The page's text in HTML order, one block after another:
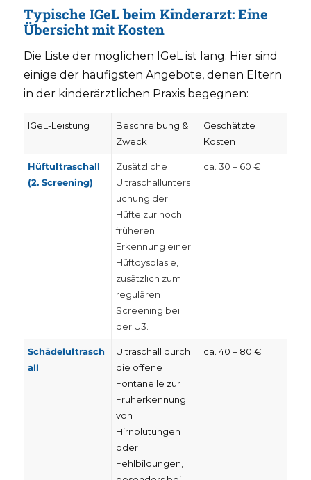
Typische IGeL beim Kinderarzt: Eine
Übersicht mit Kosten
Die Liste der möglichen IGeL ist lang. Hier sind
einige der häufigsten Angebote, denen Eltern
in der kinderärztlichen Praxis begegnen:
IGeL-Leistung
Beschreibung &
Zweck
Geschätzte
Kosten
Hüftultraschall
(2. Screening)
Zusätzliche
Ultraschallunters
uchung der
Hüfte zur noch
früheren
Erkennung einer
Hüftdysplasie,
zusätzlich zum
regulären
Screening bei
der U3.
ca. 30 – 60 €
Schädelultrasch
all
Ultraschall durch
die offene
Fontanelle zur
Früherkennung
von
Hirnblutungen
oder
Fehlbildungen,
ca. 40 – 80 €